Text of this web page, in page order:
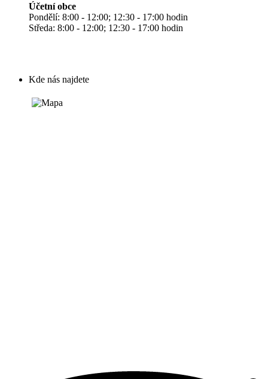
Účetní obce
Pondělí: 8:00 - 12:00; 12:30 - 17:00 hodin
Středa: 8:00 - 12:00; 12:30 - 17:00 hodin
Kde nás najdete